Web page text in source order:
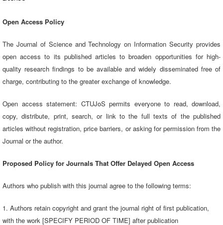
Open Access Policy
The Journal of Science and Technology on Information Security provides
open access to its published articles to broaden opportunities for high-
quality research findings to be available and widely disseminated free of
charge, contributing to the greater exchange of knowledge.
Open access statement: CTUJoS permits everyone to read, download,
copy, distribute, print, search, or link to the full texts of the published
articles without registration, price barriers, or asking for permission from the
Journal or the author.
Proposed Policy for Journals That Offer Delayed Open Access
Authors who publish with this journal agree to the following terms:
1. Authors retain copyright and grant the journal right of first publication,
with the work [SPECIFY PERIOD OF TIME] after publication